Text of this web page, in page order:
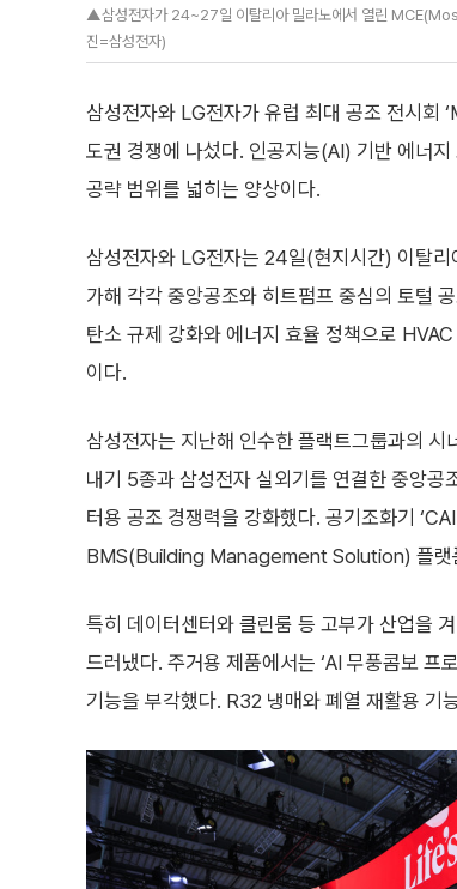
▲삼성전자가 24~27일 이탈리아 밀라노에서 열린
진=삼성전자)
삼성전자와 LG전자가 유럽 최대 공조 전시회
도권 경쟁에 나섰다. 인공지능(AI) 기반 에너
공략 범위를 넓히는 양상이다.
삼성전자와 LG전자는 24일(현지시간) 이탈
가해 각각 중앙공조와 히트펌프 중심의 토털
탄소 규제 강화와 에너지 효율 정책으로
이다.
삼성전자는 지난해 인수한 플랙트그룹과의 시
내기 5종과 삼성전자 실외기를 연결한 중앙공
터용 공조 경쟁력을 강화했다. 공기조화기
BMS(Building Management Solution) 플랫
특히 데이터센터와 클린룸 등 고부가 산업을
드러냈다. 주거용 제품에서는 ‘AI 무풍콤보 프
기능을 부각했다. R32 냉매와 폐열 재활용 기